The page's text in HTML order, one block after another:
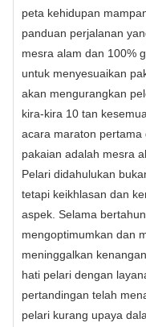
peta kehidupan
panduan perjalanan
mesra alam dan 100%
untuk menyesuaikan
akan mengurangkan
kira-kira 10 tan
acara maraton pertama
pakaian adalah mesra
Pelari didahulukan
tetapi keikhlasan dan
aspek. Selama
mengoptimumkan dan
meninggalkan
hati pelari dengan
pertandingan telah
pelari kurang upaya